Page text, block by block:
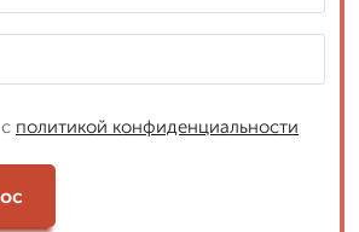
политикой конфиденциальности